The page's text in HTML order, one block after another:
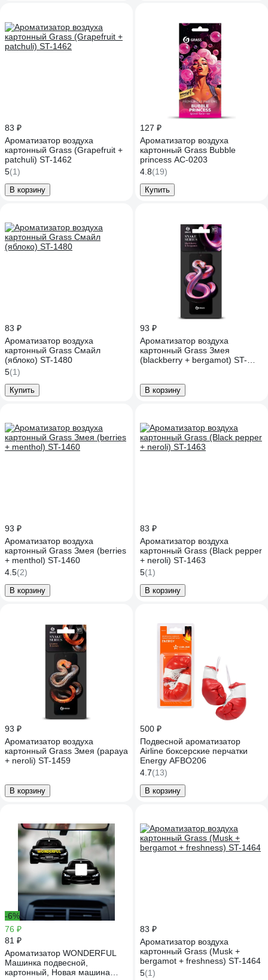
83 ₽
Ароматизатор воздуха
картонный Grass (Grapefruit +
patchuli) ST-1462
5(1)
В корзину
127 ₽
Ароматизатор воздуха
картонный Grass Bubble
princess AC-0203
4.8(19)
Купить
83 ₽
Ароматизатор воздуха
картонный Grass Смайл
(яблоко) ST-1480
5(1)
Купить
93 ₽
Ароматизатор воздуха
картонный Grass Змея
(blackberry + bergamot) ST-
В корзину
93 ₽
Ароматизатор воздуха
картонный Grass Змея (berries
+ menthol) ST-1460
4.5(2)
В корзину
83 ₽
Ароматизатор воздуха
картонный Grass (Black pepper
+ neroli) ST-1463
5(1)
В корзину
93 ₽
Ароматизатор воздуха
картонный Grass Змея (papaya
+ neroli) ST-1459
В корзину
500 ₽
Подвесной ароматизатор
Airline боксерские перчатки
Energy AFBO206
4.7(13)
В корзину
-6%
76 ₽
81 ₽
Ароматизатор WONDERFUL
Машинка подвесной,
картонный, Новая машина
83 ₽
Ароматизатор воздуха
картонный Grass (Musk +
bergamot + freshness) ST-1464
5(1)